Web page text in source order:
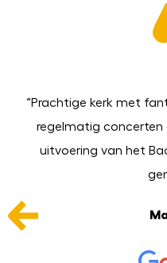
“Prachtige kerk met
regelmatig concerten
uitvoering van het